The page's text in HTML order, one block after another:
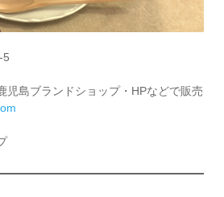
5
児島ブランドショップ・HPなどで販売